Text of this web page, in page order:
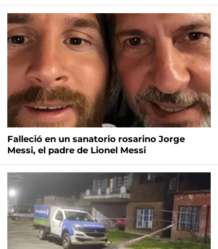
Falleció en un sanatorio rosarino Jorge
Messi, el padre de Lionel Messi